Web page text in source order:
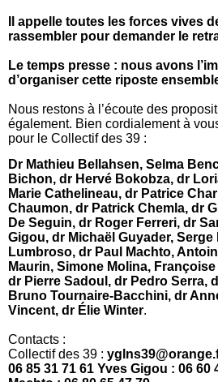
Il appelle toutes les forces vives
rassembler pour demander le
Le temps presse : nous avons
d’organiser cette riposte
Nous restons à l’écoute des
également. Bien cordialement à
pour le Collectif des 39 :
Dr Mathieu Bellahsen, Selma
Bichon, dr Hervé Bokobza, dr
Marie Cathelineau, dr Patrice
Chaumon, dr Patrick Chemla, dr
De Seguin, dr Roger Ferreri, dr
Gigou, dr Michaël Guyader,
Lumbroso, dr Paul Machto,
Maurin, Simone Molina,
dr Pierre Sadoul, dr Pedro Serra,
Bruno Tournaire-Bacchini, dr
Vincent, dr Élie Winter.
Contacts :
Collectif des 39 :
06 85 31 71 61 Yves Gigou : 06 60